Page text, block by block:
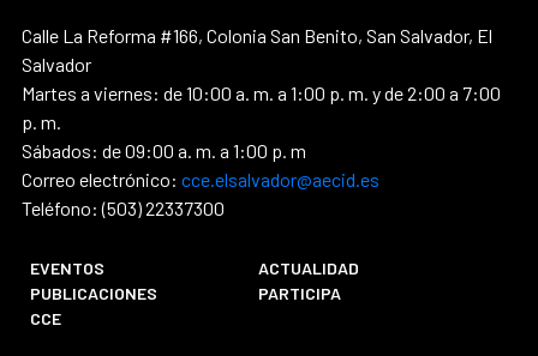
Calle La Reforma #166, Colonia San Benito, San Salvador, El
Salvador
Martes a viernes: de 10:00 a. m. a 1:00 p. m. y de 2:00 a 7:00
p. m.
Sábados: de 09:00 a. m. a 1:00 p. m
Correo electrónico: cce.elsalvador@aecid.es
Teléfono: (503) 22337300
EVENTOS
ACTUALIDAD
PUBLICACIONES
PARTICIPA
CCE